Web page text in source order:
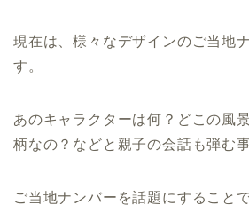
現在は、様々なデザインのご当地
す。
あのキャラクターは何？どこの風
柄なの？などと親子の会話も弾む
ご当地ナンバーを話題にすること